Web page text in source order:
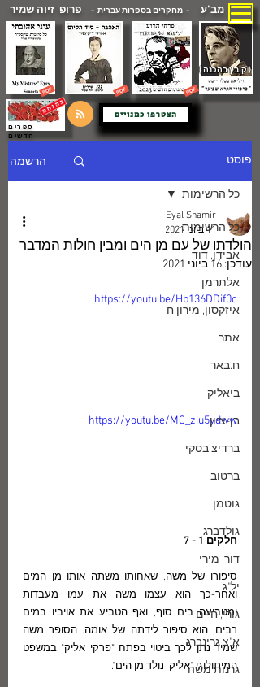
מב"ע - מחקרים בספרות עברית -פרופ' זיוה שמיר
( קובץ בהכנה )
הצטרפו כמנויים
ספרים
חדשים
פוסט הרשמה
כל הרשימות
אבידן, דוד
אלתרמן
איזקסון, מירון.ח
אתר
ח.באר
ביאליק
בן-ציון
ברדיצ'בסקי
ברטוב
גוטמן
גולדברג
דור, מירי
יל"ג
גורי, חיים
א"צ גרינברג
גרנות משה
כל הרשימות
הולדתו של עם מן הים ומבין חולות המדבר
Eyal Shamir
11 ביוני 2021
עודכן: 16 ביוני 2021
https://youtu.be/Hb136DDif0c
https://youtu.be/MC_ziu5ydww
חלקים 1 - 7
המיתולוגי "אליק  נולד מן הים".